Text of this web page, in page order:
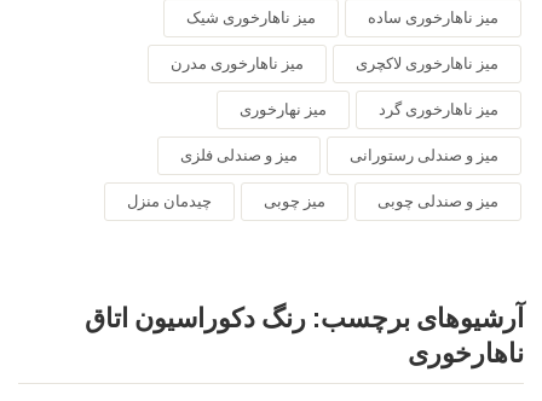
میز ناهارخوری ساده میز ناهارخوری شیک
میز ناهارخوری لاکچری میز ناهارخوری مدرن
میز ناهارخوری گرد میز نهارخوری
میز و صندلی رستورانی میز و صندلی فلزی
میز و صندلی چوبی میز چوبی چیدمان منزل
آرشیوهای برچسب: رنگ دکوراسیون اتاق
ناهارخوری